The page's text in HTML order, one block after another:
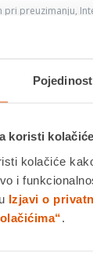
koristi kolačiće
kolačiće
i
Izjavi o
pri preuzimanju,
unutar 14 dana
KUPITE